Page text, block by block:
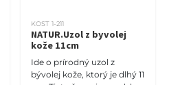
KOST 1-211
NATUR.Uzol z byvolej
kože 11cm
Ide o prírodný uzol z
bývolej kože, ktorý je dlhý 11